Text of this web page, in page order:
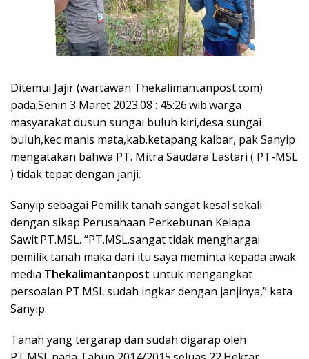
Ditemui Jajir (wartawan Thekalimantanpost.com)
pada;Senin 3 Maret 2023.08 : 45:26.wib.warga
masyarakat dusun sungai buluh kiri,desa sungai
buluh,kec manis mata,kab.ketapang kalbar, pak Sanyip
mengatakan bahwa PT. Mitra Saudara Lastari ( PT-MSL
) tidak tepat dengan janji.
Sanyip sebagai Pemilik tanah sangat kesal sekali
dengan sikap Perusahaan Perkebunan Kelapa
Sawit.PT.MSL. “PT.MSL.sangat tidak menghargai
pemilik tanah maka dari itu saya meminta kepada awak
media Thekalimantanpost untuk mengangkat
persoalan PT.MSL.sudah ingkar dengan janjinya,” kata
Sanyip.
Tanah yang tergarap dan sudah digarap oleh